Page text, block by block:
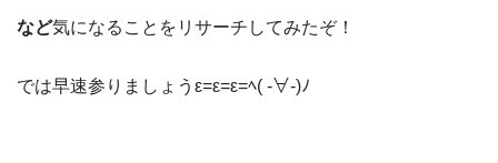
など気になることをリサーチしてみたぞ！
では早速参りましょうε=ε=ε=ﾍ( -∀-)ﾉ